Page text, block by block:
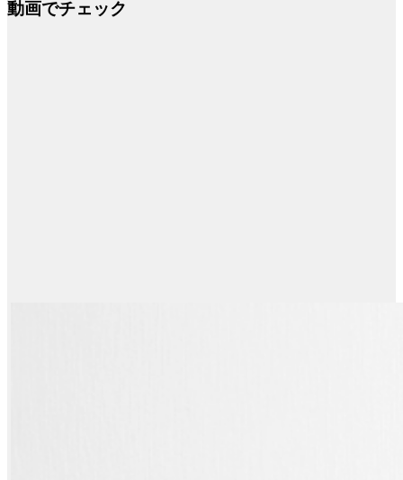
動画でチェック